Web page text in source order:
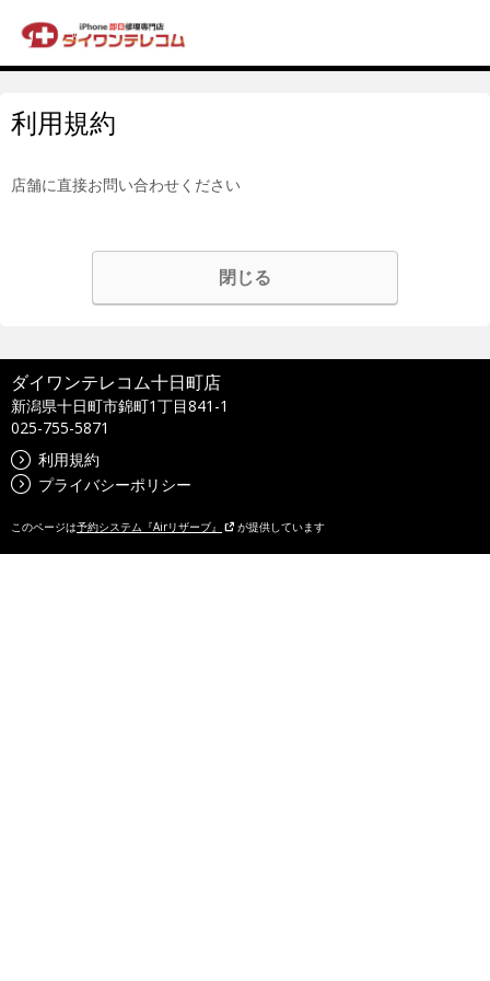
利用規約
店舗に直接お問い合わせください
閉じる
ダイワンテレコム十日町店
新潟県十日町市錦町1丁目841-1
025-755-5871
利用規約
プライバシーポリシー
このページは予約システム『Airリザーブ』 が提供しています